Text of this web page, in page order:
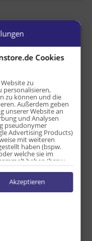
Cookies
zu
personalisieren,
zu können und die
Außerdem geben
unserer Website an
und Analysen
pseudonymer
Advertising Products)
mit weiteren
haben (bspw.
welche sie im
haben (bspw.
zur Nutzung
widerrufen,
unten klicken und
Partner:
von Werbeanzeigen
Akzeptieren